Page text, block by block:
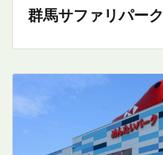
群馬サファリパーク